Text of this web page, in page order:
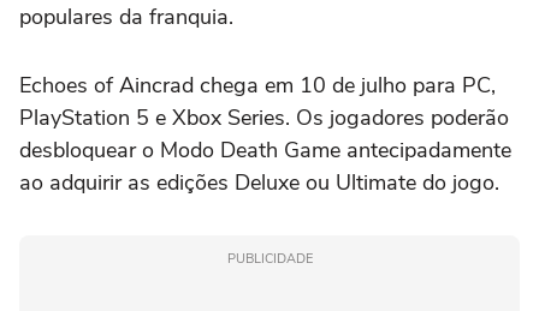
populares da franquia.
Echoes of Aincrad chega em 10 de julho para PC,
PlayStation 5 e Xbox Series. Os jogadores poderão
desbloquear o Modo Death Game antecipadamente
ao adquirir as edições Deluxe ou Ultimate do jogo.
PUBLICIDADE